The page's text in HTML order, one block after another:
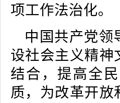
项工作法治化。
中国共产党领
设社会主义精神
结合，提高全
质，为改革开放